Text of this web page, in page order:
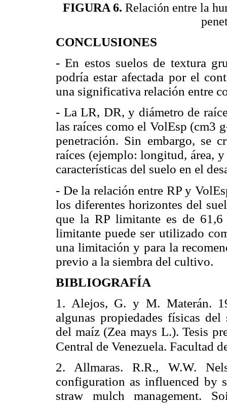
FIGURA 6. Relación entre la
CONCLUSIONES
- En estos suelos de textura
podría estar afectada por el
una significativa relación entre
- La LR, DR, y diámetro de
las raíces como el VolEsp (cm3
penetración. Sin embargo, se
raíces (ejemplo: longitud, área,
características del suelo en el
- De la relación entre RP y
los diferentes horizontes del
que la RP limitante es de
limitante puede ser utilizado
una limitación y para la
previo a la siembra del cultivo.
BIBLIOGRAFÍA
1. Alejos, G. y M. Materán.
algunas propiedades físicas
del maíz (Zea mays L.). Tesis
Central de Venezuela. Facultad
2. Allmaras. R.R., W.W.
configuration as influenced by
straw mulch management.